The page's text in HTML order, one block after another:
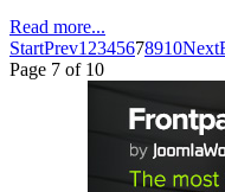
Read more...
StartPrev1 2345678910Next
Page 7 of 10